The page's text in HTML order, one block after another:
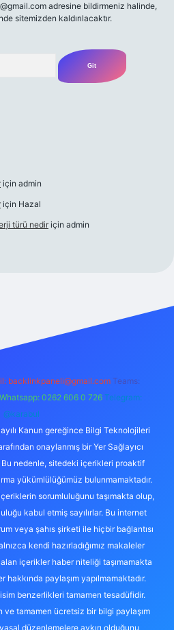
adresine bildirmeniz halinde,
sitemizden kaldırılacaktır.
için admin
için Hazal
türü nedir için admin
backlinkpaneli@gmail.com Teams:
Whatsapp: 0262 606 0 726 Telegram:
@karabul
Kanun gereğince Bilgi Teknolojileri
onaylanmış bir Yer Sağlayıcı
nedenle, sitedeki içerikleri proaktif
yükümlülüğümüz bulunmamaktadır.
sorumluluğunu taşımakta olup,
kabul etmiş sayılırlar. Bu internet
veya şahıs şirketi ile hiçbir bağlantısı
kendi hazırladığımız makaleler
içerikler haber niteliği taşımamakta
paylaşım yapılmamaktadır.
benzerlikleri tamamen tesadüfidir.
ve tamamen ücretsiz bir bilgi paylaşım
düzenlemelere aykırı olduğunu